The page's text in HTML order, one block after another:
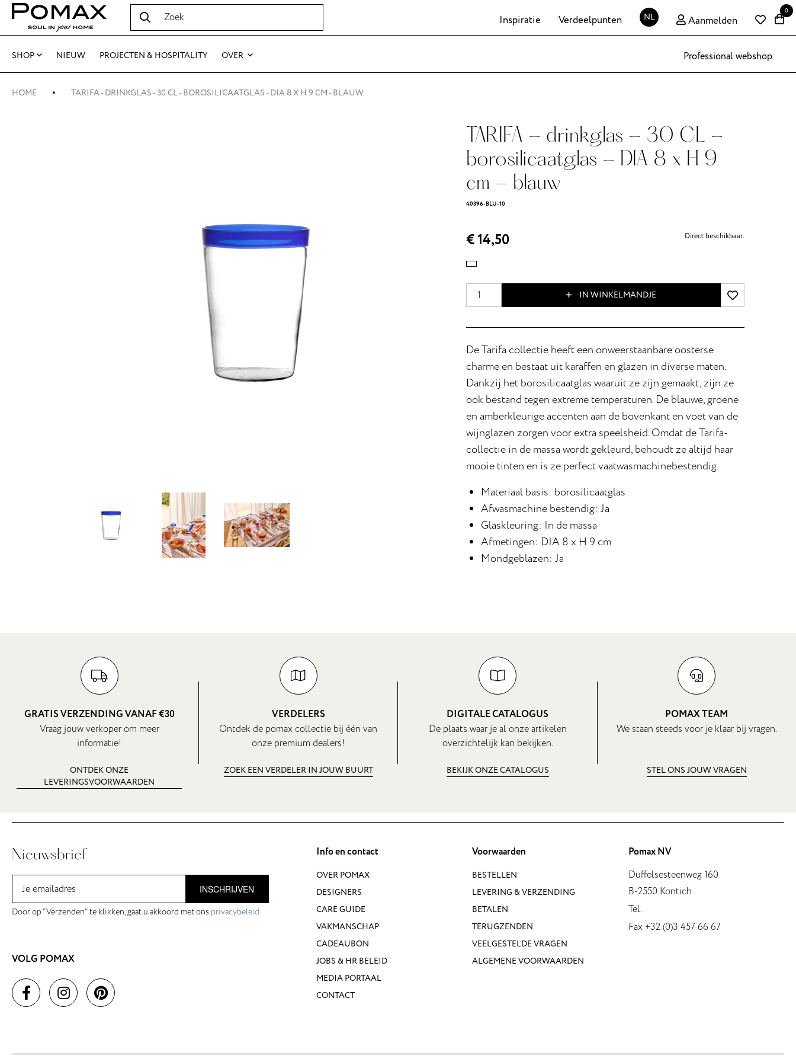
Inspiratie Verdeelpunten NL Aanmelden
0
SHOP NIEUW PROJECTEN & HOSPITALITY OVER Professional webshop
HOME TARIFA - DRINKGLAS - 30 CL - BOROSILICAATGLAS - DIA 8 X H 9 CM - BLAUW
TARIFA - drinkglas - 30 CL -
borosilicaatglas - DIA 8 x H 9
cm - blauw
40396-BLU-10
€ 14,50 Direct beschikbaar.
IN WINKELMANDJE
De Tarifa collectie heeft een onweerstaanbare oosterse
charme en bestaat uit karaffen en glazen in diverse maten.
Dankzij het borosilicaatglas waaruit ze zijn gemaakt, zijn ze
ook bestand tegen extreme temperaturen. De blauwe, groene
en amberkleurige accenten aan de bovenkant en voet van de
wijnglazen zorgen voor extra speelsheid. Omdat de Tarifa-
collectie in de massa wordt gekleurd, behoudt ze altijd haar
mooie tinten en is ze perfect vaatwasmachinebestendig.
Materiaal basis: borosilicaatglas
Afwasmachine bestendig: Ja
Glaskleuring: In de massa
Afmetingen: DIA 8 x H 9 cm
Mondgeblazen: Ja
GRATIS VERZENDING VANAF €30
Vraag jouw verkoper om meer
informatie!
ONTDEK ONZE
LEVERINGSVOORWAARDEN
VERDELERS
Ontdek de pomax collectie bij één van
onze premium dealers!
ZOEK EEN VERDELER IN JOUW BUURT
DIGITALE CATALOGUS
De plaats waar je al onze artikelen
overzichtelijk kan bekijken.
BEKIJK ONZE CATALOGUS
POMAX TEAM
We staan steeds voor je klaar bij vragen.
STEL ONS JOUW VRAGEN
Nieuwsbrief
INSCHRIJVEN
Door op "Verzenden" te klikken, gaat u akkoord met ons privacybeleid
VOLG POMAX
Info en contact
OVER POMAX
DESIGNERS
CARE GUIDE
VAKMANSCHAP
CADEAUBON
JOBS & HR BELEID
MEDIA PORTAAL
CONTACT
Voorwaarden
BESTELLEN
LEVERING & VERZENDING
BETALEN
TERUGZENDEN
VEELGESTELDE VRAGEN
ALGEMENE VOORWAARDEN
Pomax NV
Duffelsesteenweg 160
B-2550 Kontich
Tel.
Fax +32 (0)3 457 66 67